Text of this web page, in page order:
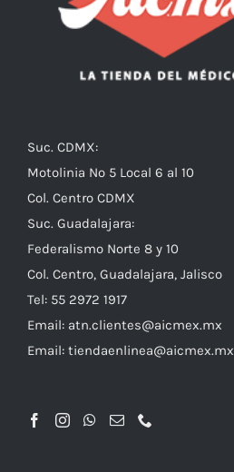
Suc. CDMX:
Motolinia No 5 Local 6 al 10
Col. Centro CDMX
Suc. Guadalajara:
Federalismo Norte 8 y 10
Col. Centro, Guadalajara, Jalisco
Tel: 55 2972 1917
Email: atn.clientes@aicmex.mx
Email: tiendaenlinea@aicmex.mx